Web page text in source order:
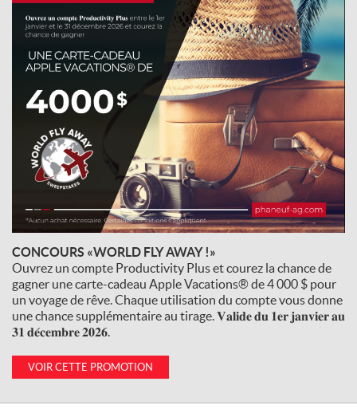
CONCOURS «WORLD FLY AWAY !»
Ouvrez un compte Productivity Plus et courez la chance de
gagner une carte-cadeau Apple Vacations® de 4 000 $ pour
un voyage de rêve. Chaque utilisation du compte vous donne
une chance supplémentaire au tirage. 𝐕𝐚𝐥𝐢𝐝𝐞 𝐝𝐮 𝟏𝐞𝐫 𝐣𝐚𝐧𝐯𝐢𝐞𝐫 𝐚𝐮
𝟑𝟏 𝐝𝐞́𝐜𝐞𝐦𝐛𝐫𝐞 𝟐𝟎𝟐𝟔.
VOIR CETTE PROMOTION